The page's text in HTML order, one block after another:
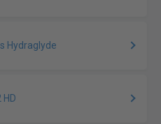
Hydraglyde
HD